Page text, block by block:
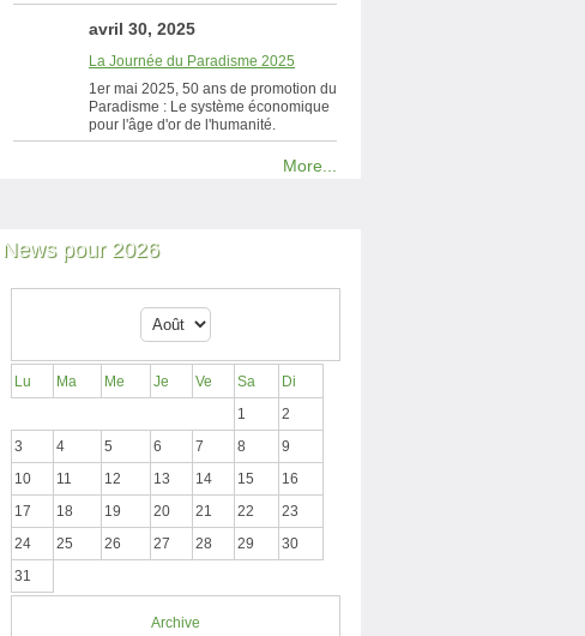
avril 30, 2025
La Journée du Paradisme 2025
1er mai 2025, 50 ans de promotion du
Paradisme : Le système économique
pour l'âge d'or de l'humanité.
More...
News pour 2026
Lu Ma Me Je Ve Sa
Di
1
2
3
4 5 6 7 8
9
10
11 12 13 14 15
16
17
18 19 20 21 22
23
24
25 26 27 28 29
30
31
Archive